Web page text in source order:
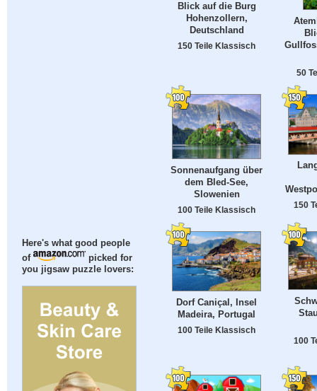
Here's what good people
of
picked for
you jigsaw puzzle lovers:
Blick auf die Burg
Hohenzollern,
Deutschland
150 Teile Klassisch
50
Sonnenaufgang über
dem Bled-See,
Slowenien
100 Teile Klassisch
150
Dorf Caniçal, Insel
Madeira, Portugal
100 Teile Klassisch
100